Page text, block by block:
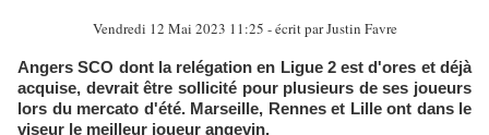
Vendredi 12 Mai 2023 11:25 - écrit parJustin Favre
Angers SCO dont la relégation en Ligue 2 est d'ores et déjà
acquise, devrait être sollicité pour plusieurs de ses joueurs
lors du mercato d'été. Marseille, Rennes et Lille ont dans le
viseur le meilleur joueur angevin.